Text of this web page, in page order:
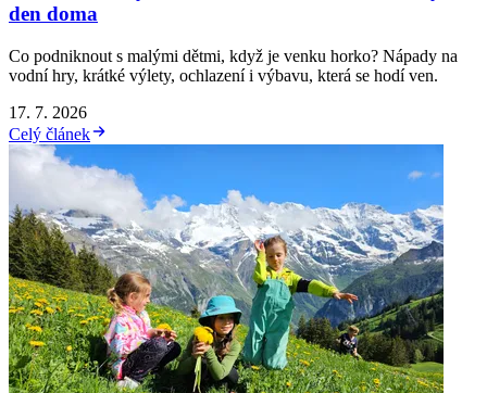
den doma
Co podniknout s malými dětmi, když je venku horko? Nápady na
vodní hry, krátké výlety, ochlazení i výbavu, která se hodí ven.
17. 7. 2026
Celý článek